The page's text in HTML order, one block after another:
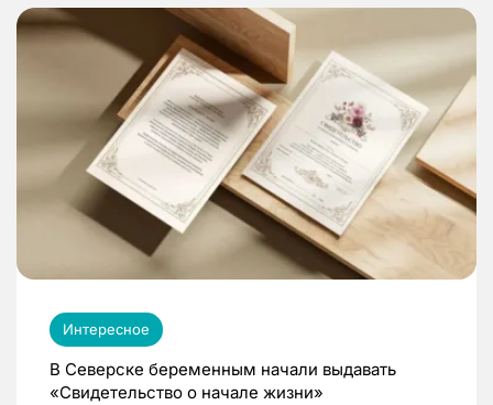
Интересное
В Северске беременным начали выдавать
«Свидетельство о начале жизни»